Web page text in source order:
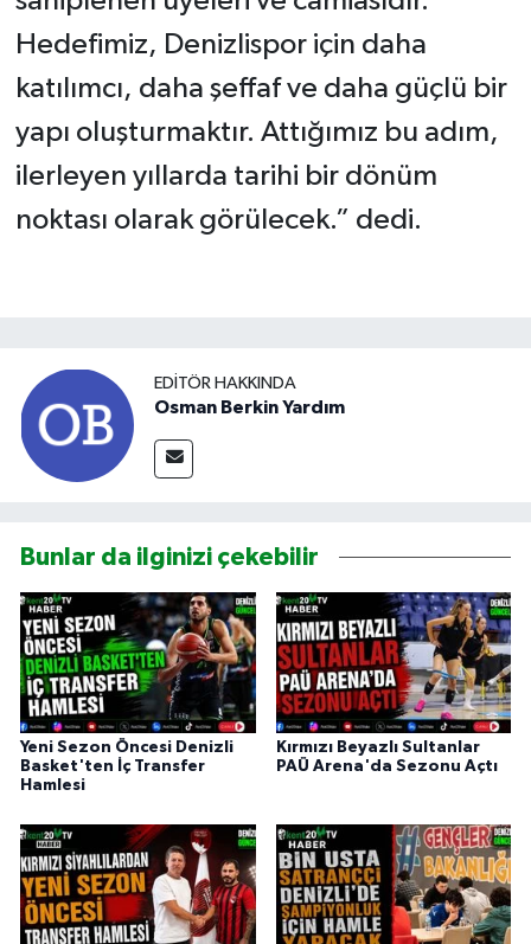
Hedefimiz, Denizlispor için daha
katılımcı, daha şeffaf ve daha güçlü bir
yapı oluşturmaktır. Attığımız bu adım,
ilerleyen yıllarda tarihi bir dönüm
noktası olarak görülecek.” dedi.
EDITÖR HAKKINDA
Osman Berkin Yardım
Bunlar da ilginizi çekebilir
Yeni Sezon Öncesi Denizli
Basket'ten İç Transfer
Hamlesi
Kırmızı Beyazlı Sultanlar
PAÜ Arena'da Sezonu Açtı